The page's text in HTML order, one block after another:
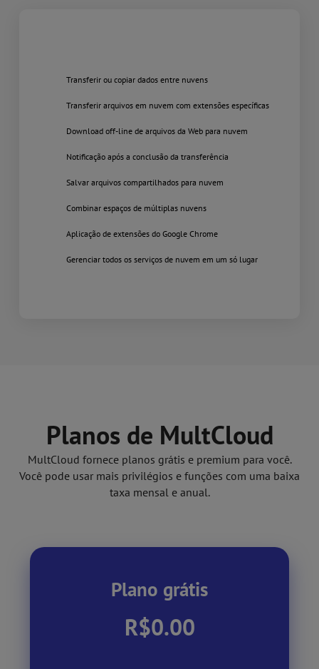
Transferir ou copiar dados entre nuvens
Transferir arquivos em nuvem com extensões específicas
Download off-line de arquivos da Web para nuvem
Notificação após a conclusão da transferência
Salvar arquivos compartilhados para nuvem
Combinar espaços de múltiplas nuvens
Aplicação de extensões do Google Chrome
Gerenciar todos os serviços de nuvem em um só lugar
Planos de MultCloud
MultCloud fornece planos grátis e premium para você.
Você pode usar mais privilégios e funções com uma baixa
taxa mensal e anual.
Plano grátis
R$0.00